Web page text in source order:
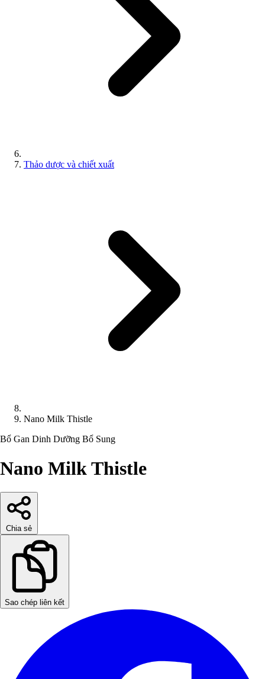
Thảo dược và chiết xuất
Nano Milk Thistle
Bổ Gan Dinh Dưỡng Bổ Sung
Nano Milk Thistle
Chia sẻ
Sao chép liên kết